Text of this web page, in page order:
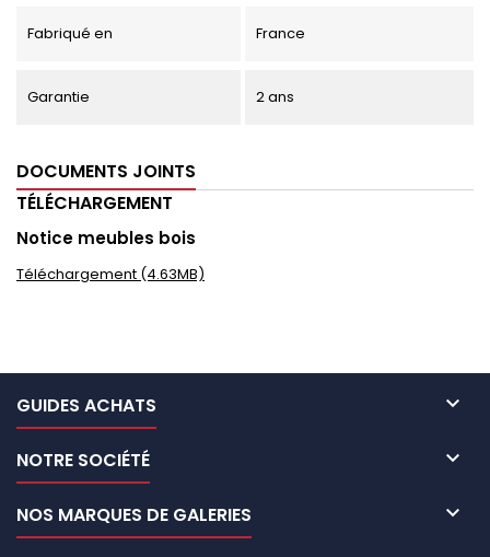
Fabriqué en France
Garantie 2 ans
DOCUMENTS JOINTS
TÉLÉCHARGEMENT
Notice meubles bois
Téléchargement (4.63MB)
GUIDES ACHATS 
NOTRE SOCIÉTÉ 
NOS MARQUES DE GALERIES 